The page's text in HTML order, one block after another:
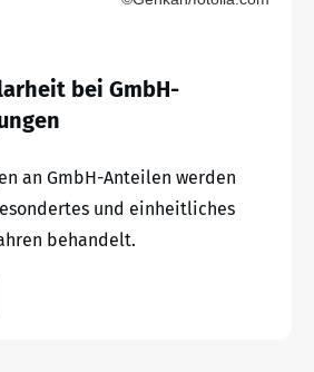
bei GmbH-
an GmbH-Anteilen werden
und einheitliches
behandelt.